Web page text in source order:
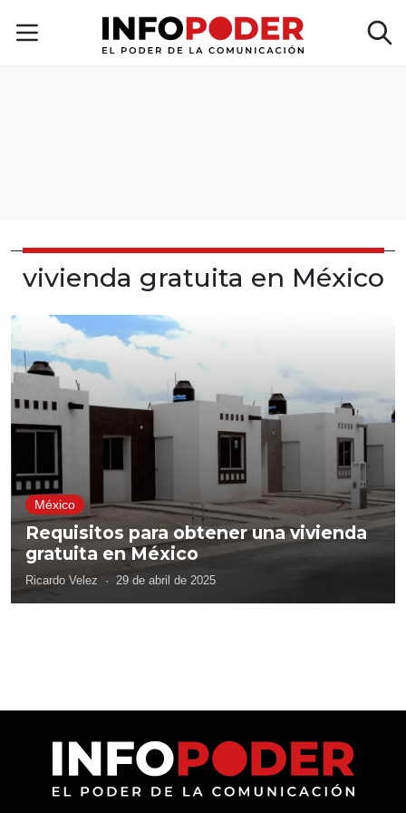
vivienda gratuita en México
México
Requisitos para obtener una vivienda
gratuita en México
Ricardo Velez · 29 de abril de 2025